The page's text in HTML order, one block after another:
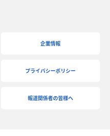
企業情報
プライバシーポリシー
報道関係者の皆様へ